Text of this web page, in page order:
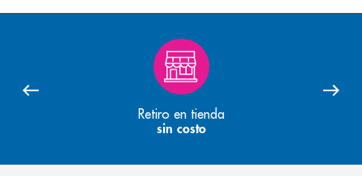
Retiro en tienda
sin costo